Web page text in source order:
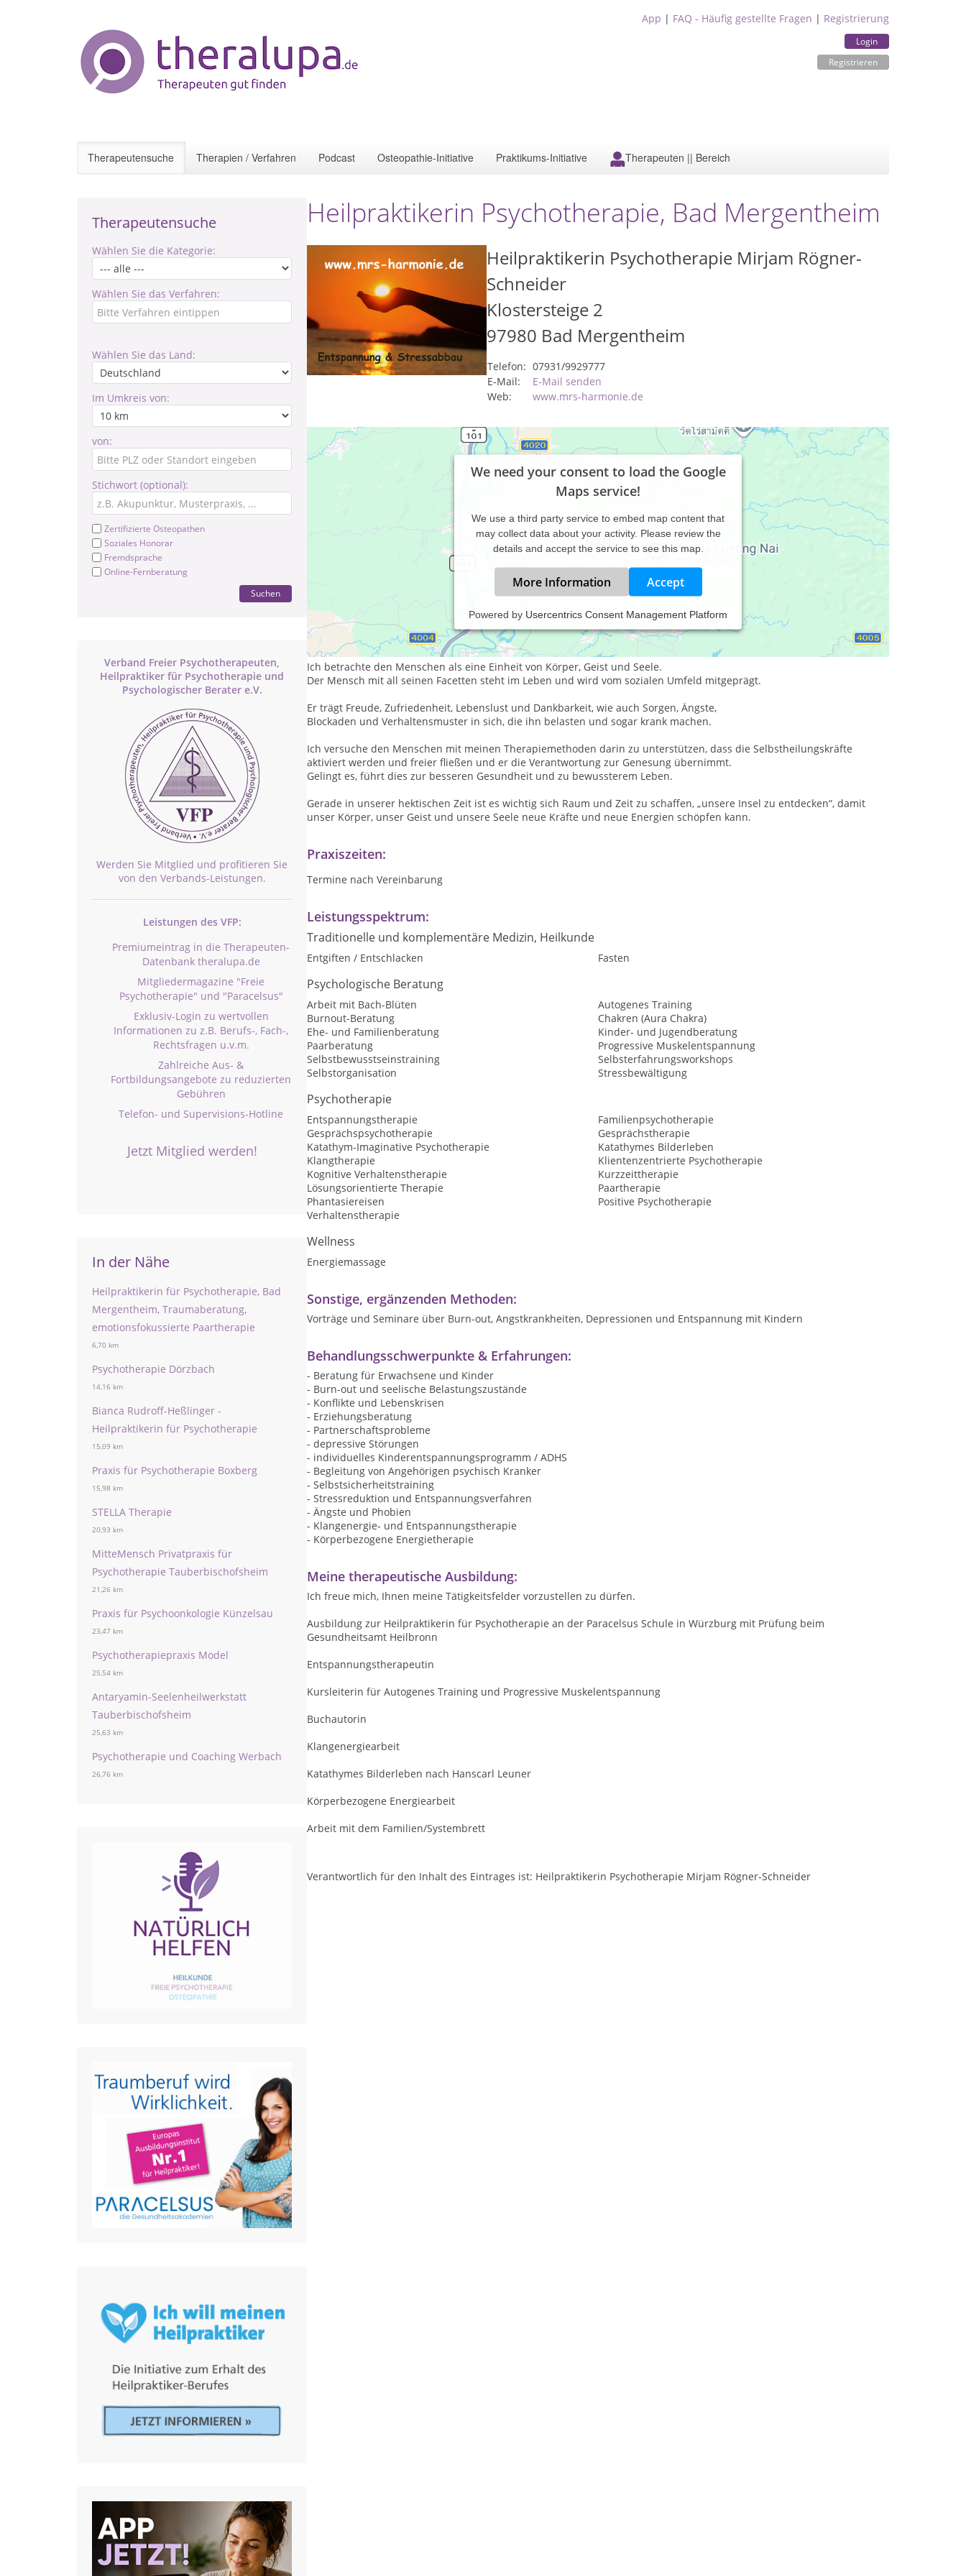
App | FAQ - Häufig gestellte Fragen | Registrierung
Login
Registrieren
Therapeutensuche Therapien / Verfahren Podcast Osteopathie-Initiative Praktikums-Initiative Therapeuten || Bereich
Therapeutensuche
Wählen Sie die Kategorie:
Wählen Sie das Verfahren:
Wählen Sie das Land:
Im Umkreis von:
von:
Stichwort (optional):
Zertifizierte Osteopathen
Soziales Honorar
Fremdsprache
Online-Fernberatung
Suchen
Verband Freier Psychotherapeuten,
Heilpraktiker für Psychotherapie und
Psychologischer Berater e.V.
Werden Sie Mitglied und profitieren Sie
von den Verbands-Leistungen.
Leistungen des VFP:
Premiumeintrag in die Therapeuten-
Datenbank theralupa.de
Mitgliedermagazine "Freie
Psychotherapie" und "Paracelsus"
Exklusiv-Login zu wertvollen
Informationen zu z.B. Berufs-, Fach-,
Rechtsfragen u.v.m.
Zahlreiche Aus- &
Fortbildungsangebote zu reduzierten
Gebühren
Telefon- und Supervisions-Hotline
Jetzt Mitglied werden!
In der Nähe
Heilpraktikerin für Psychotherapie, Bad
Mergentheim, Traumaberatung,
emotionsfokussierte Paartherapie
6,70 km
Psychotherapie Dörzbach
14,16 km
Bianca Rudroff-Heßlinger -
Heilpraktikerin für Psychotherapie
15,09 km
Praxis für Psychotherapie Boxberg
15,98 km
STELLA Therapie
20,93 km
MitteMensch Privatpraxis für
Psychotherapie Tauberbischofsheim
21,26 km
Praxis für Psychoonkologie Künzelsau
23,47 km
Psychotherapiepraxis Model
25,54 km
Antaryamin-Seelenheilwerkstatt
Tauberbischofsheim
25,63 km
Psychotherapie und Coaching Werbach
26,76 km
Heilpraktikerin Psychotherapie, Bad Mergentheim
Heilpraktikerin Psychotherapie Mirjam Rögner-
Schneider
Klostersteige 2
97980 Bad Mergentheim
Telefon: 07931/9929777
E-Mail:
E-Mail senden
Web:
www.mrs-harmonie.de
We need your consent to load the Google
Maps service!
We use a third party service to embed map content that
may collect data about your activity. Please review the
details and accept the service to see this map.
More Information Accept
Powered by Usercentrics Consent Management Platform
Es freut mich sehr, dass Sie sich für mich interessieren. Ich bin Mutter von 3 Kindern, verheiratet und staatlich
anerkannte Heilpraktikerin Psychotherapie mit eigener Praxis.
Ich betrachte den Menschen als eine Einheit von Körper, Geist und Seele.
Der Mensch mit all seinen Facetten steht im Leben und wird vom sozialen Umfeld mitgeprägt.
Er trägt Freude, Zufriedenheit, Lebenslust und Dankbarkeit, wie auch Sorgen, Ängste,
Blockaden und Verhaltensmuster in sich, die ihn belasten und sogar krank machen.
Ich versuche den Menschen mit meinen Therapiemethoden darin zu unterstützen, dass die Selbstheilungskräfte
aktiviert werden und freier fließen und er die Verantwortung zur Genesung übernimmt.
Gelingt es, führt dies zur besseren Gesundheit und zu bewussterem Leben.
Gerade in unserer hektischen Zeit ist es wichtig sich Raum und Zeit zu schaffen, „unsere Insel zu entdecken“, damit
unser Körper, unser Geist und unsere Seele neue Kräfte und neue Energien schöpfen kann.
Praxiszeiten:
Termine nach Vereinbarung
Leistungsspektrum:
Traditionelle und komplementäre Medizin, Heilkunde
Entgiften / Entschlacken Fasten
Psychologische Beratung
Arbeit mit Bach-Blüten
Autogenes Training
Burnout-Beratung
Chakren (Aura Chakra)
Ehe- und Familienberatung
Kinder- und Jugendberatung
Paarberatung
Progressive Muskelentspannung
Selbstbewusstseinstraining
Selbsterfahrungsworkshops
Selbstorganisation
Stressbewältigung
Psychotherapie
Entspannungstherapie
Familienpsychotherapie
Gesprächspsychotherapie
Gesprächstherapie
Katathym-Imaginative Psychotherapie
Katathymes Bilderleben
Klangtherapie
Klientenzentrierte Psychotherapie
Kognitive Verhaltenstherapie
Kurzzeittherapie
Lösungsorientierte Therapie
Paartherapie
Phantasiereisen
Positive Psychotherapie
Verhaltenstherapie
Wellness
Energiemassage
Sonstige, ergänzenden Methoden:
Vorträge und Seminare über Burn-out, Angstkrankheiten, Depressionen und Entspannung mit Kindern
Behandlungsschwerpunkte & Erfahrungen:
- Beratung für Erwachsene und Kinder
- Burn-out und seelische Belastungszustände
- Konflikte und Lebenskrisen
- Erziehungsberatung
- Partnerschaftsprobleme
- depressive Störungen
- individuelles Kinderentspannungsprogramm / ADHS
- Begleitung von Angehörigen psychisch Kranker
- Selbstsicherheitstraining
- Stressreduktion und Entspannungsverfahren
- Ängste und Phobien
- Klangenergie- und Entspannungstherapie
- Körperbezogene Energietherapie
Meine therapeutische Ausbildung:
Ich freue mich, Ihnen meine Tätigkeitsfelder vorzustellen zu dürfen.
Ausbildung zur Heilpraktikerin für Psychotherapie an der Paracelsus Schule in Würzburg mit Prüfung beim
Gesundheitsamt Heilbronn
Entspannungstherapeutin
Kursleiterin für Autogenes Training und Progressive Muskelentspannung
Buchautorin
Klangenergiearbeit
Katathymes Bilderleben nach Hanscarl Leuner
Körperbezogene Energiearbeit
Arbeit mit dem Familien/Systembrett
Verantwortlich für den Inhalt des Eintrages ist: Heilpraktikerin Psychotherapie Mirjam Rögner-Schneider